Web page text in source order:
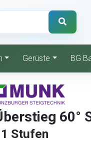
Gerüste BG
60°
Stufen